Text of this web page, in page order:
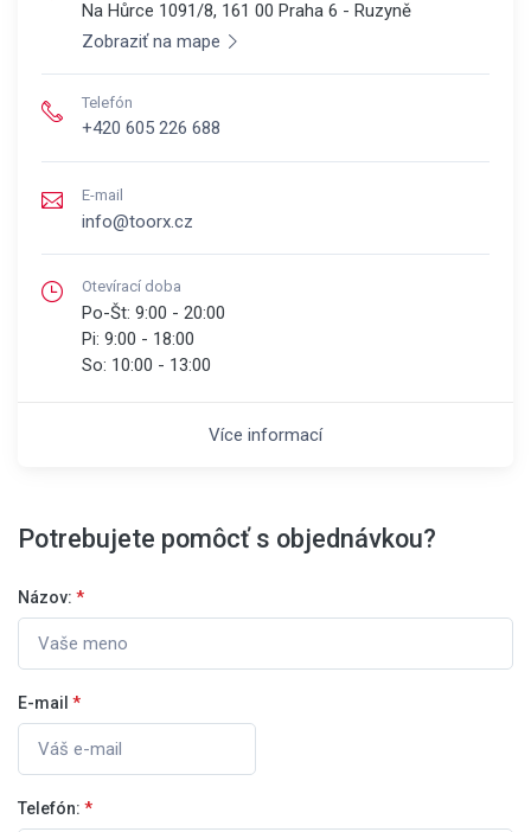
Na Hůrce 1091/8, 161 00 Praha 6 - Ruzyně
Zobraziť na mape
Telefón
+420 605 226 688
E-mail
info@toorx.cz
Otevírací doba
Po-Št: 9:00 - 20:00
Pi: 9:00 - 18:00
So: 10:00 - 13:00
Více informací
Potrebujete pomôcť s objednávkou?
Názov: *
E-mail *
Telefón: *